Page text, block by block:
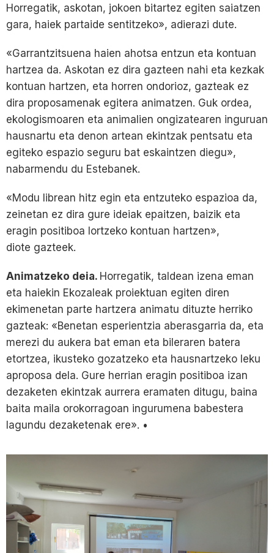
Horregatik, askotan, jokoen bitartez egiten saiatzen
gara, haiek partaide sentitzeko», adierazi dute.
«Garrantzitsuena haien ahotsa entzun eta kontuan
hartzea da. Askotan ez dira gazteen nahi eta kezkak
kontuan hartzen, eta horren ondorioz, gazteak ez
dira proposamenak egitera animatzen. Guk ordea,
ekologismoaren eta animalien ongizatearen inguruan
hausnartu eta denon artean ekintzak pentsatu eta
egiteko espazio seguru bat eskaintzen diegu»,
nabarmendu du Estebanek.
«Modu librean hitz egin eta entzuteko espazioa da,
zeinetan ez dira gure ideiak epaitzen, baizik eta
eragin positiboa lortzeko kontuan hartzen»,
diote gazteek.
Animatzeko deia. Horregatik, taldean izena eman
eta haiekin Ekozaleak proiektuan egiten diren
ekimenetan parte hartzera animatu dituzte herriko
gazteak: «Benetan esperientzia aberasgarria da, eta
merezi du aukera bat eman eta bileraren batera
etortzea, ikusteko gozatzeko eta hausnartzeko leku
aproposa dela. Gure herrian eragin positiboa izan
dezaketen ekintzak aurrera eramaten ditugu, baina
baita maila orokorragoan ingurumena babestera
lagundu dezaketenak ere». •